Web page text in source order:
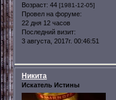
Возраст: 44 [1981-12-05]
Провел на форуме:
22 дня 12 часов
Последний визит:
3 августа, 2017г. 00:46:51
Никита
Искатель Истины